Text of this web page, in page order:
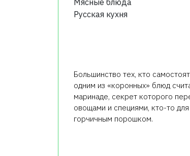
Мясные блюда
Русская кухня
Большинство тех, кто
одним из «коронных» блюд
маринаде, секрет которого
овощами и специями, кто-то
горчичным порошком.